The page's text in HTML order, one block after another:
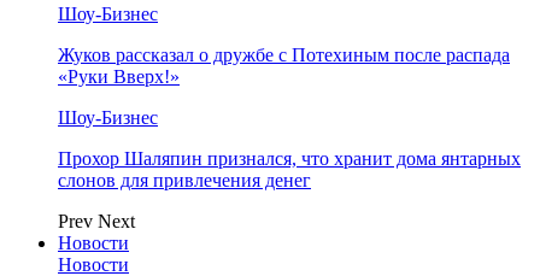
Шоу-Бизнес
Жуков рассказал о дружбе с Потехиным после распада
«Руки Вверх!»
Шоу-Бизнес
Прохор Шаляпин признался, что хранит дома янтарных
слонов для привлечения денег
Prev Next
Новости
Новости